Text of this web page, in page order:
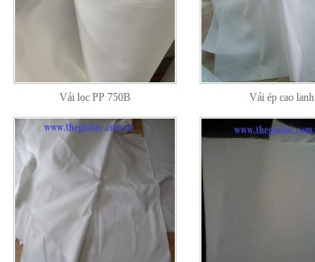
Vải lọc PP 750B Vải ép cao lanh